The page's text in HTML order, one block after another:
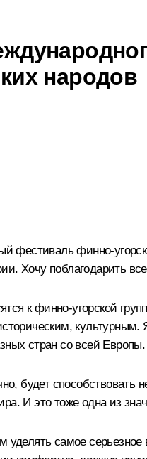
народов
фестиваль финно-
Хочу поблагодарить
к финно-угорской
стран со всей Европы.
будет
И это тоже одна из
самое